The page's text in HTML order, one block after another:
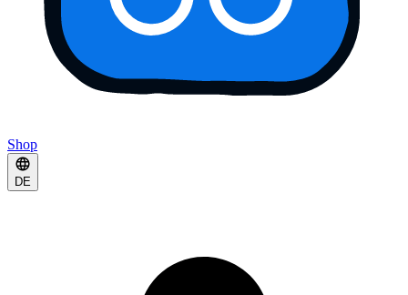
Shop
DE